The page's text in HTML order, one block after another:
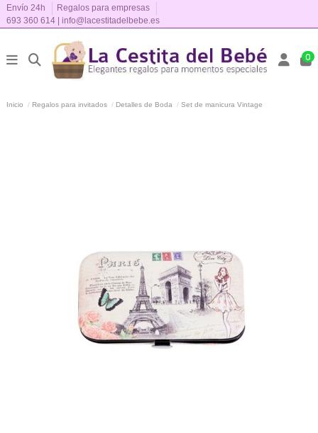
Envío 24h
Regalos para empresas
693 360 614 | info@lacestitadelbebe.es
0
Inicio Regalos para invitados Detalles de Boda Set de manicura Vintage